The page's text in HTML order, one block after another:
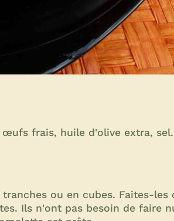
frais, huile d'olive extra, sel.
ou en cubes. Faites-les
Ils n'ont pas besoin de faire